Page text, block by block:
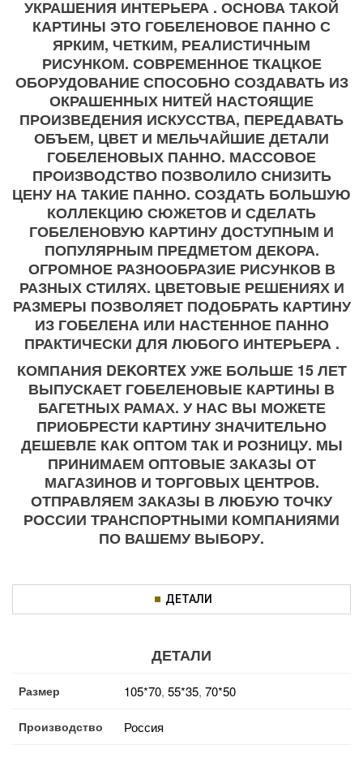
УКРАШЕНИЯ ИНТЕРЬЕРА . ОСНОВА ТАКОЙ
КАРТИНЫ ЭТО ГОБЕЛЕНОВОЕ ПАННО С
ЯРКИМ, ЧЕТКИМ, РЕАЛИСТИЧНЫМ
РИСУНКОМ. СОВРЕМЕННОЕ ТКАЦКОЕ
ОБОРУДОВАНИЕ СПОСОБНО СОЗДАВАТЬ ИЗ
ОКРАШЕННЫХ НИТЕЙ НАСТОЯЩИЕ
ПРОИЗВЕДЕНИЯ ИСКУССТВА, ПЕРЕДАВАТЬ
ОБЪЕМ, ЦВЕТ И МЕЛЬЧАЙШИЕ ДЕТАЛИ
ГОБЕЛЕНОВЫХ ПАННО. МАССОВОЕ
ПРОИЗВОДСТВО ПОЗВОЛИЛО СНИЗИТЬ
ЦЕНУ НА ТАКИЕ ПАННО. СОЗДАТЬ БОЛЬШУЮ
КОЛЛЕКЦИЮ СЮЖЕТОВ И СДЕЛАТЬ
ГОБЕЛЕНОВУЮ КАРТИНУ ДОСТУПНЫМ И
ПОПУЛЯРНЫМ ПРЕДМЕТОМ ДЕКОРА.
ОГРОМНОЕ РАЗНООБРАЗИЕ РИСУНКОВ В
РАЗНЫХ СТИЛЯХ. ЦВЕТОВЫЕ РЕШЕНИЯХ И
РАЗМЕРЫ ПОЗВОЛЯЕТ ПОДОБРАТЬ КАРТИНУ
ИЗ ГОБЕЛЕНА ИЛИ НАСТЕННОЕ ПАННО
ПРАКТИЧЕСКИ ДЛЯ ЛЮБОГО ИНТЕРЬЕРА .
КОМПАНИЯ DEKORTEX УЖЕ БОЛЬШЕ 15 ЛЕТ
ВЫПУСКАЕТ ГОБЕЛЕНОВЫЕ КАРТИНЫ В
БАГЕТНЫХ РАМАХ. У НАС ВЫ МОЖЕТЕ
ПРИОБРЕСТИ КАРТИНУ ЗНАЧИТЕЛЬНО
ДЕШЕВЛЕ КАК ОПТОМ ТАК И РОЗНИЦУ. МЫ
ПРИНИМАЕМ ОПТОВЫЕ ЗАКАЗЫ ОТ
МАГАЗИНОВ И ТОРГОВЫХ ЦЕНТРОВ.
ОТПРАВЛЯЕМ ЗАКАЗЫ В ЛЮБУЮ ТОЧКУ
РОССИИ ТРАНСПОРТНЫМИ КОМПАНИЯМИ
ПО ВАШЕМУ ВЫБОРУ.
ДЕТАЛИ
ДЕТАЛИ
Размер 105*70, 55*35, 70*50
Производство Россия